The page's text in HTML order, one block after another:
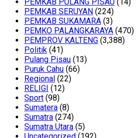
PEMKAB PULANG PISAU (14)
PEMKAB SERUYAN (224)
PEMKAB SUKAMARA (3)
PEMKO PALANGKARAYA (470)
PEMPROV KALTENG (3,388)
Politik (41)
Pulang Pisau (13)
Puruk Cahu (66)
Regional (22)
RELIGI (12)
Sport (98)
Sumatera (8)
Sumatra (274)
Sumatra Utara (5)